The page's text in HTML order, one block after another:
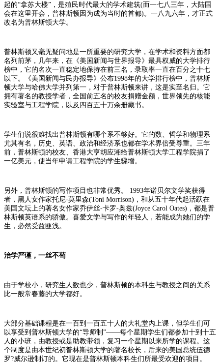
起的“拿苏大楼”，是殖民时代最大的学术建筑(而一七八三年，大陆国
会在这里开会，普林斯顿因为成为当时的首都)。一八九六年，才正式
改名为普林斯顿大学。
普林斯顿又毫无疑问地是一所重要的研究大学，在学术和资料方面都
名列前茅，几年来，在《美国新闻与世界报导》最具权威的大学排行
榜中，它的名次一直稳定地保持在前三名，录取率一直在百分之十七
以下。《美国新闻与民办报导》公布1998年的大学排行榜中，普林斯
顿大学与哈佛大学并列第一，对于普林斯顿来讲，这是实至名归。它
拥有著名的教授学者，全国前五名的校友捐赠金额，世界领先的核能
实验室与工程学院，以及四百五十万余册藏书。
学生们说很难找出普林斯顿有哪个系不够好。它的数、哲学和物理系
尤其有名，历史、英语、政治和经济系也都在学术界倍受尊重。三年
前，普林斯顿的校友、香港大亨胡应湘给普林斯顿大学工程学院捐了
一亿美元，使当年申请工程学院的学生骤增。
另外，普林斯顿的写作项目也非常优秀。 1993年诺贝尔文学奖获得
者，黑人女作家托尼-莫里森(Toni Morrison)，和从五十年代起活跃在
美国文坛上的著名女作家乔伊丝-卡罗-奥兹(Joyce Carol Oates)，都是普
林斯顿英语系的骄傲。喜爱文学与写作的年轻人，若能成为她们的学
生，必然受益匪浅。
治学严谨，一丝不苟
由于学校小，研究生人数也少，普林斯顿的本科生与教授之间的关系
比一般常春藤的大学都好。
大部分基础课程是在一百到一百五十人的大礼堂内上课，但学生们可
以享受到普林斯顿大学的“导师制”――每个星期学生们都参加十到十五
人的小班，由教授或是助教带领，复习一个星期以来所学的课程。这
个制度是由本世纪初普林斯顿大学的著名校长，后来的美国总统伍德
罗?威尔逊制订的。它现在是普林斯顿本科生们所最受欢迎的项目。